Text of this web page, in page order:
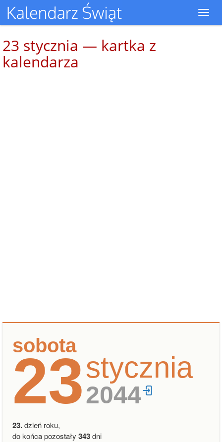
23 stycznia — kartka z
kalendarza
sobota
23stycznia
2044
23.dzień roku,
do końca pozostały 343dni